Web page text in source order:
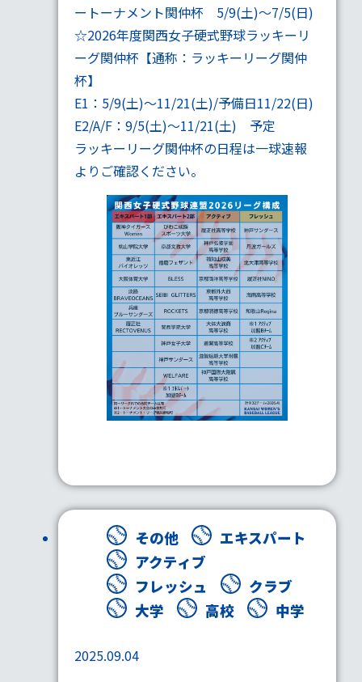
ートーナメント関仲杯 5/9(土)～7/5(日)
☆2026年度関西女子硬式野球ラッキーリ
ーグ関仲杯【通称：ラッキーリーグ関仲
杯】
E1：5/9(土)～11/21(土)/予備日11/22(日)
E2/A/F：9/5(土)～11/21(土) 予定
ラッキーリーグ関仲杯の日程は一球速報
よりご確認ください。
その他
エキスパート
アクティブ
フレッシュ
クラブ
大学
高校 中学
2025.09.04